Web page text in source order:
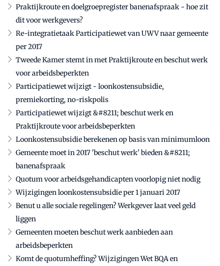
Praktijkroute en doelgroepregister banenafspraak - hoe zit
dit voor werkgevers?
Re-integratietaak Participatiewet van UWV naar gemeente
per 2017
Tweede Kamer stemt in met Praktijkroute en beschut werk
voor arbeidsbeperkten
Participatiewet wijzigt - loonkostensubsidie,
premiekorting, no-riskpolis
Participatiewet wijzigt &#8211; beschut werk en
Praktijkroute voor arbeidsbeperkten
Loonkostensubsidie berekenen op basis van minimumloon
Gemeente moet in 2017 'beschut werk' bieden &#8211;
banenafspraak
Quotum voor arbeidsgehandicapten voorlopig niet nodig
Wijzigingen loonkostensubsidie per 1 januari 2017
Benut u alle sociale regelingen? Werkgever laat veel geld
liggen
Gemeenten moeten beschut werk aanbieden aan
arbeidsbeperkten
Komt de quotumheffing? Wijzigingen Wet BQA en